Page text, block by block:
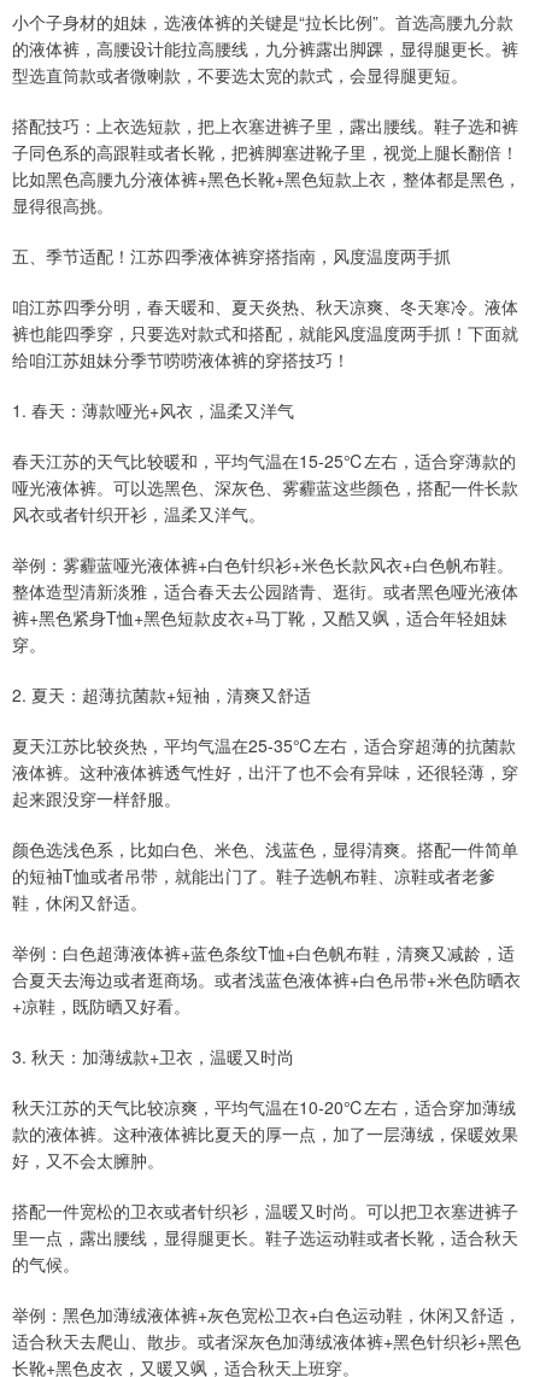
小个子身材的姐妹，选液体裤的关键是“拉长比例”。首选高腰九分款
的液体裤，高腰设计能拉高腰线，九分裤露出脚踝，显得腿更长。裤
型选直筒款或者微喇款，不要选太宽的款式，会显得腿更短。
搭配技巧：上衣选短款，把上衣塞进裤子里，露出腰线。鞋子选和裤
子同色系的高跟鞋或者长靴，把裤脚塞进靴子里，视觉上腿长翻倍！
比如黑色高腰九分液体裤+黑色长靴+黑色短款上衣，整体都是黑色，
显得很高挑。
五、季节适配！江苏四季液体裤穿搭指南，风度温度两手抓
咱江苏四季分明，春天暖和、夏天炎热、秋天凉爽、冬天寒冷。液体
裤也能四季穿，只要选对款式和搭配，就能风度温度两手抓！下面就
给咱江苏姐妹分季节唠唠液体裤的穿搭技巧！
1. 春天：薄款哑光+风衣，温柔又洋气
春天江苏的天气比较暖和，平均气温在15-25℃左右，适合穿薄款的
哑光液体裤。可以选黑色、深灰色、雾霾蓝这些颜色，搭配一件长款
风衣或者针织开衫，温柔又洋气。
举例：雾霾蓝哑光液体裤+白色针织衫+米色长款风衣+白色帆布鞋。
整体造型清新淡雅，适合春天去公园踏青、逛街。或者黑色哑光液体
裤+黑色紧身T恤+黑色短款皮衣+马丁靴，又酷又飒，适合年轻姐妹
穿。
2. 夏天：超薄抗菌款+短袖，清爽又舒适
夏天江苏比较炎热，平均气温在25-35℃左右，适合穿超薄的抗菌款
液体裤。这种液体裤透气性好，出汗了也不会有异味，还很轻薄，穿
起来跟没穿一样舒服。
颜色选浅色系，比如白色、米色、浅蓝色，显得清爽。搭配一件简单
的短袖T恤或者吊带，就能出门了。鞋子选帆布鞋、凉鞋或者老爹
鞋，休闲又舒适。
举例：白色超薄液体裤+蓝色条纹T恤+白色帆布鞋，清爽又减龄，适
合夏天去海边或者逛商场。或者浅蓝色液体裤+白色吊带+米色防晒衣
+凉鞋，既防晒又好看。
3. 秋天：加薄绒款+卫衣，温暖又时尚
秋天江苏的天气比较凉爽，平均气温在10-20℃左右，适合穿加薄绒
款的液体裤。这种液体裤比夏天的厚一点，加了一层薄绒，保暖效果
好，又不会太臃肿。
搭配一件宽松的卫衣或者针织衫，温暖又时尚。可以把卫衣塞进裤子
里一点，露出腰线，显得腿更长。鞋子选运动鞋或者长靴，适合秋天
的气候。
举例：黑色加薄绒液体裤+灰色宽松卫衣+白色运动鞋，休闲又舒适，
适合秋天去爬山、散步。或者深灰色加薄绒液体裤+黑色针织衫+黑色
长靴+黑色皮衣，又暖又飒，适合秋天上班穿。